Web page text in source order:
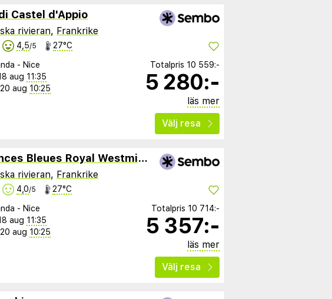
Castel d'Appio
rivieran, Frankrike
4,5/5 27°C
- Nice
aug 11:35
aug 10:25
Totalpris 10 559:-
5 280:-
läs mer
Välj resa
Hôtel Vacances Bleues Royal Westminster
rivieran, Frankrike
4,0/5 27°C
- Nice
aug 11:35
aug 10:25
Totalpris 10 714:-
5 357:-
läs mer
Välj resa